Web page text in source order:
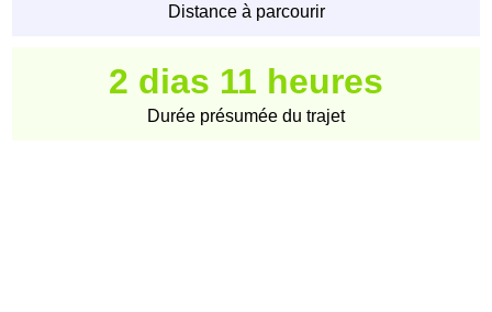
Distance à parcourir
2 dias 11 heures
Durée présumée du trajet